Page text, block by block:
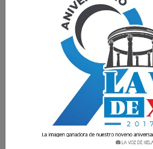
DETENER LA VIOLENCIA EN
[blockquote style="2"]La final del
definirá este domingo, en donde
verdadera fiesta en la 'Capital de
El Progreso".[/blockquote] En
habla de futbol, final de la
[blockquote style="2"]La final